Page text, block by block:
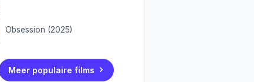
Obsession (2025)
Meer populaire films